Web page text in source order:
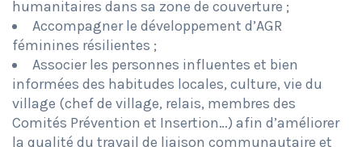
humanitaires dans sa zone de couverture ;
Accompagner le développement d’AGR
féminines résilientes ;
Associer les personnes influentes et bien
informées des habitudes locales, culture, vie du
village (chef de village, relais, membres des
Comités Prévention et Insertion…) afin d’améliorer
la qualité du travail de liaison communautaire et